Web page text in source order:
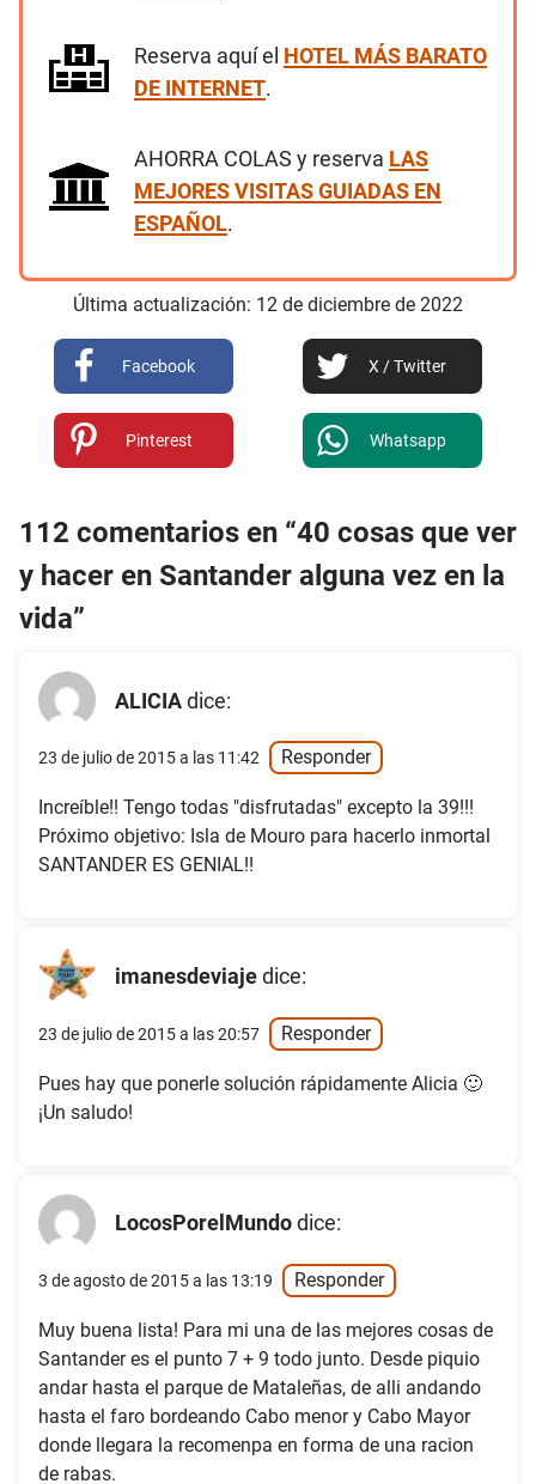
Reserva aquí el HOTEL MÁS BARATO
DE INTERNET.
AHORRA COLAS y reserva LAS
MEJORES VISITAS GUIADAS EN
ESPAÑOL.
Última actualización: 12 de diciembre de 2022
Facebook X / Twitter
Pinterest Whatsapp
112 comentarios en “40 cosas que ver
y hacer en Santander alguna vez en la
vida”
ALICIAdice:
23 de julio de 2015 a las 11:42 Responder
Increíble!! Tengo todas "disfrutadas" excepto la 39!!!
Próximo objetivo: Isla de Mouro para hacerlo inmortal
SANTANDER ES GENIAL!!
imanesdeviajedice:
23 de julio de 2015 a las 20:57 Responder
Pues hay que ponerle solución rápidamente Alicia 🙂
¡Un saludo!
LocosPorelMundodice:
3 de agosto de 2015 a las 13:19 Responder
Muy buena lista! Para mi una de las mejores cosas de
Santander es el punto 7 + 9 todo junto. Desde piquio
andar hasta el parque de Mataleñas, de alli andando
hasta el faro bordeando Cabo menor y Cabo Mayor
donde llegara la recomenpa en forma de una racion
de rabas.